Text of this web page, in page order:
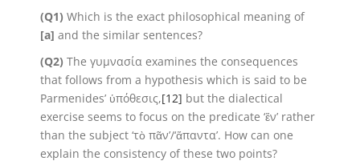
(Q1) Which is the exact philosophical meaning of
[a] and the similar sentences?
(Q2) The γυμνασία examines the consequences
that follows from a hypothesis which is said to be
Parmenides’ ὑπόθεσις,[12] but the dialectical
exercise seems to focus on the predicate ‘ἕν’ rather
than the subject ‘τὸ πᾶν’/‘ἅπαντα’. How can one
explain the consistency of these two points?